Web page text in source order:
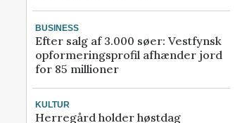
BUSINESS
Efter salg af 3.000 søer: Vestfynsk
opformeringsprofil afhænder jord
for 85 millioner
KULTUR
Herregård holder høstdag